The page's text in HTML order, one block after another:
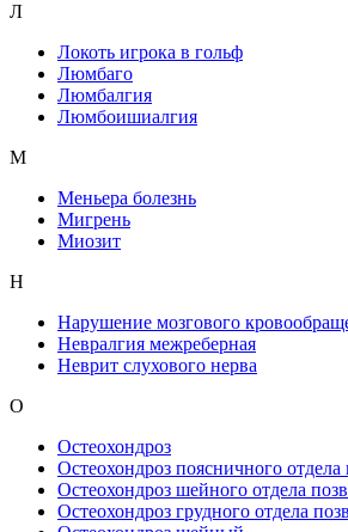
Л
Локоть игрока в гольф
Люмбаго
Люмбалгия
Люмбоишиалгия
М
Меньера болезнь
Мигрень
Миозит
Н
Нарушение мозгового
Невралгия межреберная
Неврит слухового нерва
О
Остеохондроз
Остеохондроз поясничного отдела
Остеохондроз шейного отдела
Остеохондроз грудного отдела